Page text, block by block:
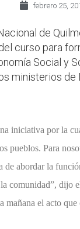
febrero 25,
de
curso para
Social y
ministerios de
iniciativa por la
pueblos. Para
de abordar la
comunidad”, dijo
mañana el acto